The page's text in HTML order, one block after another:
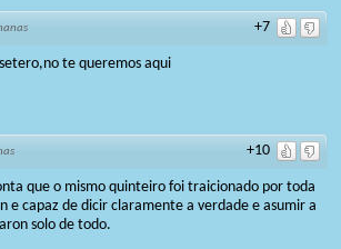
+7
te queremos aqui
+10
que o mismo quinteiro foi traicionado por toda
e capaz de dicir claramente a verdade e asumir a
solo de todo.